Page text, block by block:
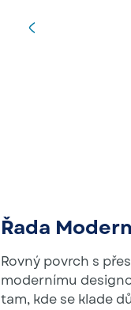
Řada Modern
Rovný povrch s
modernímu
tam, kde se klade